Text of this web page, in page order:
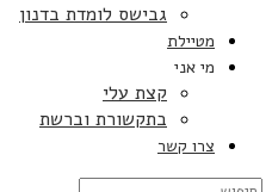
גבישס לומדת בדנון
מטיילת
מי אני
קצת עלי
בתקשורת וברשת
צרו קשר